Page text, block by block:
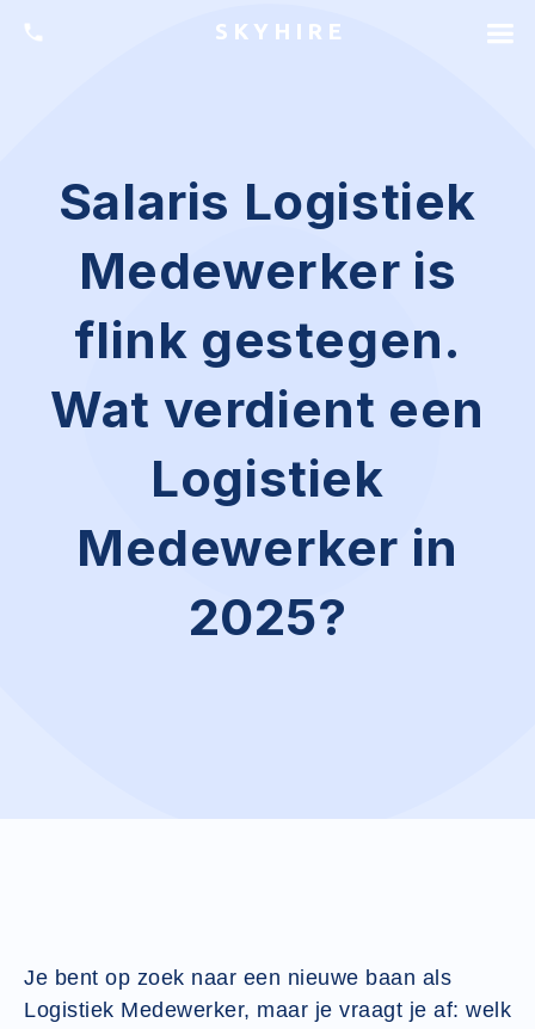
SKYHIRE
Salaris Logistiek
Medewerker is
flink gestegen.
Wat verdient een
Logistiek
Medewerker in
2025?
Je bent op zoek naar een nieuwe baan als
Logistiek Medewerker, maar je vraagt je af: welk